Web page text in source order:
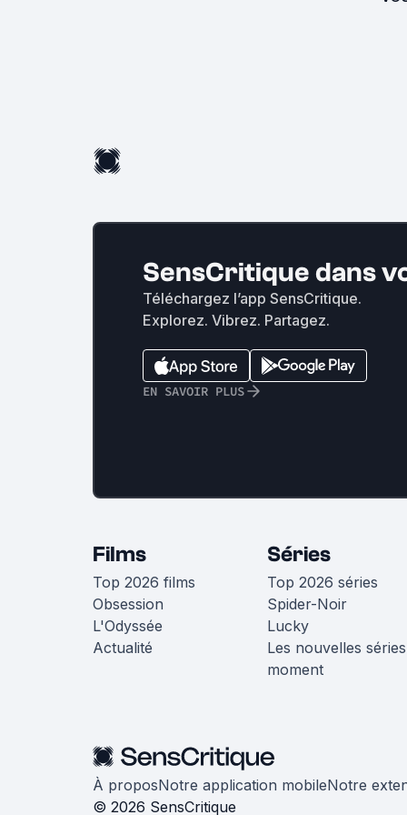
SensCritique dans
Téléchargez l’app SensCritique.
Explorez. Vibrez. Partagez.
EN SAVOIR PLUS
Films
Top 2026 films
Obsession
L'Odyssée
Actualité
Séries
Top 2026 séries
Spider-Noir
Lucky
Les nouvelles
moment
À proposNotre application mobileNotre
© 2026 SensCritique